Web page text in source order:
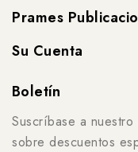
Prames
Su Cuenta
Boletín
Suscríbase a
sobre descuentos